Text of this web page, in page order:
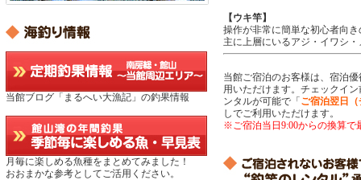
当館ブログ「まるへい大漁記」の釣果情報
月毎に楽しめる魚種をまとめてみました！
おおまかな参考としてご活用ください。
【ウキ竿】
操作が非常に簡単な初心者向
主に上層にいるアジ・イワシ
当館ご宿泊のお客様は、宿泊
用いただけます。チェックイ
ンタルが可能で「 ご宿泊翌日
しでご利用いただけます。
※ご宿泊当日9:00からの換算で